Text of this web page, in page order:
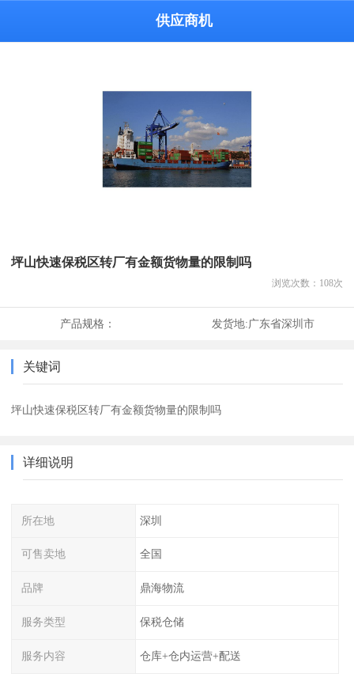
供应商机
坪山快速保税区转厂有金额货物量的限制吗
浏览次数： 108次
产品规格： 发货地:广东省深圳市
关键词
坪山快速保税区转厂有金额货物量的限制吗
详细说明
所在地 深圳
可售卖地 全国
品牌 鼎海物流
服务类型 保税仓储
服务内容 仓库+仓内运营+配送